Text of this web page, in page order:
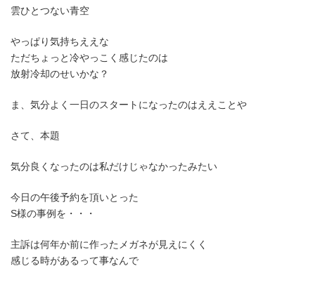
雲ひとつない青空
やっぱり気持ちええな
ただちょっと冷やっこく感じたのは
放射冷却のせいかな？
ま、気分よく一日のスタートになったのはええことや
さて、本題
気分良くなったのは私だけじゃなかったみたい
今日の午後予約を頂いとった
S様の事例を・・・
主訴は何年か前に作ったメガネが見えにくく
感じる時があるって事なんで